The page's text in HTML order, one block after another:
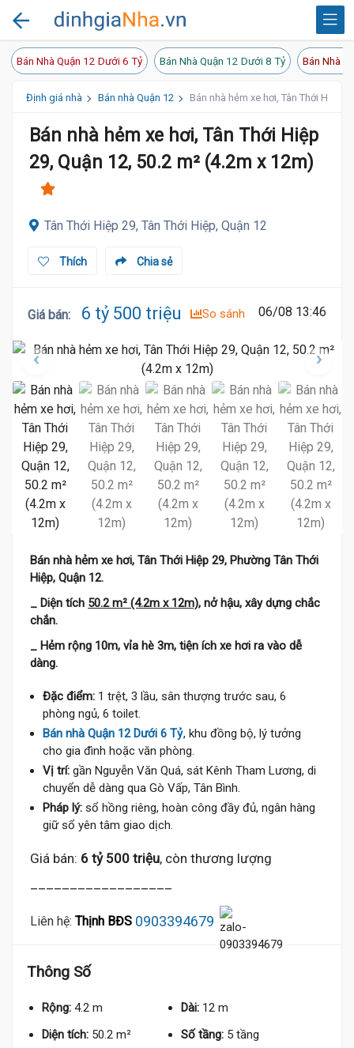
Bán Nhà Quận 12 Dưới 6 Tỷ Bán Nhà Quận 12 Dưới 8 Tỷ Bán Nhà
Định giá nhà Bán nhà Quận 12 Bán nhà hẻm xe hơi, Tân Thới Hiệp
Bán nhà hẻm xe hơi, Tân Thới Hiệp
29, Quận 12, 50.2 m² (4.2m x 12m)
Tân Thới Hiệp 29, Tân Thới Hiệp, Quận 12
Chia sẻ
Thích
Giá bán: 6 tỷ 500 triệu So sánh 06/08 13:46
Bán nhà hẻm xe hơi, Tân Thới Hiệp 29, Phường Tân Thới
Hiệp, Quận 12.
_ Diện tích 50.2 m² (4.2m x 12m), nở hậu, xây dựng chắc
chắn.
_ Hẻm rộng 10m, vỉa hè 3m, tiện ích xe hơi ra vào dễ
dàng.
Đặc điểm: 1 trệt, 3 lầu, sân thượng trước sau, 6
phòng ngủ, 6 toilet.
Bán nhà Quận 12 Dưới 6 Tỷ, khu đồng bộ, lý tưởng
cho gia đình hoặc văn phòng.
Vị trí: gần Nguyễn Văn Quá, sát Kênh Tham Lương, di
chuyển dễ dàng qua Gò Vấp, Tân Bình.
Pháp lý: sổ hồng riêng, hoàn công đầy đủ, ngân hàng
giữ sổ yên tâm giao dịch.
Giá bán: 6 tỷ 500 triệu, còn thương lượng
Liên hệ: Thịnh BĐS 0903394679
Thông Số
Rộng: 4.2 m Dài: 12 m
Diện tích: 50.2 m² Số tầng: 5 tầng